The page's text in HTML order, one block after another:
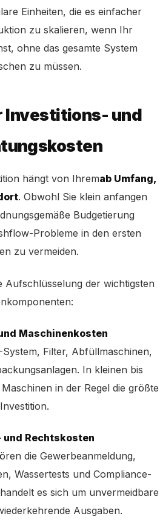
Einheiten, die es einfacher
zu skalieren, wenn Ihr
ohne das gesamte System
zu müssen.
Investitions- und
hängt von Ihremab Umfang,
. Obwohl Sie klein anfangen
Budgetierung
Probleme in den ersten
zu vermeiden.
Aufschlüsselung der wichtigsten
Maschinenkosten
Filter, Abfüllmaschinen,
In kleinen bis
in der Regel die größte
Investition.
und Rechtskosten
die Gewerbeanmeldung,
Wassertests und Compliance-
es sich um unvermeidbare
Ausgaben.